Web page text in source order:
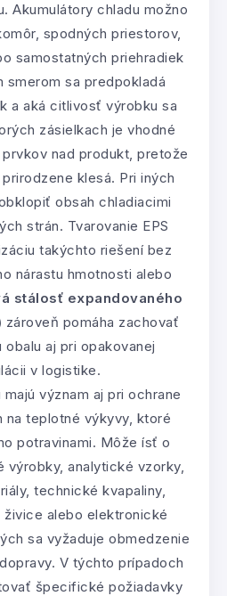
Akumulátory chladu možno
spodných priestorov,
samostatných priehradiek
smerom sa predpokladá
a aká citlivosť výrobku sa
zásielkach je vhodné
nad produkt, pretože
klesá. Pri iných
obsah chladiacimi
strán. Tvarovanie EPS
takýchto riešení bez
nárastu hmotnosti alebo
stálosť expandovaného
zároveň pomáha zachovať
aj pri opakovanej
v logistike.
význam aj pri ochrane
teplotné výkyvy, ktoré
potravinami. Môže ísť o
výrobky, analytické vzorky,
technické kvapaliny,
živice alebo elektronické
sa vyžaduje obmedzenie
V týchto prípadoch
špecifické požiadavky